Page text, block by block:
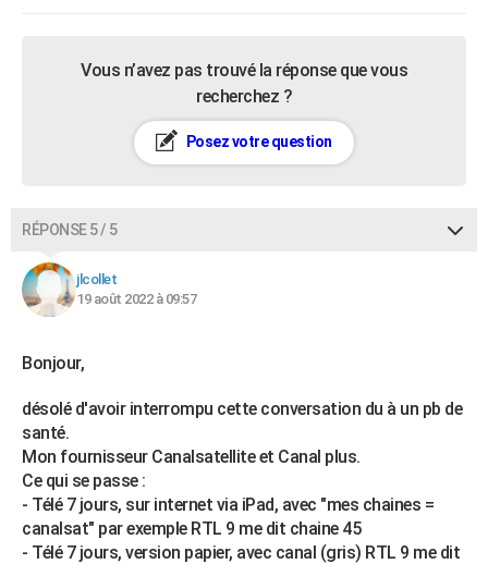
Vous n’avez pas trouvé la réponse que vous
recherchez ?
Posez votre question
RÉPONSE 5 / 5
jlcollet
19 août 2022 à 09:57
Bonjour,
désolé d'avoir interrompu cette conversation du à un pb de
santé.
Mon fournisseur Canalsatellite et Canal plus.
Ce qui se passe :
- Télé 7 jours, sur internet via iPad, avec "mes chaines =
canalsat" par exemple RTL 9 me dit chaine 45
- Télé 7 jours, version papier, avec canal (gris) RTL 9 me dit